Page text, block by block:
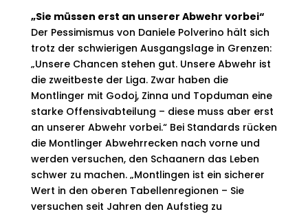
„Sie müssen erst an unserer Abwehr vorbei“
Der Pessimismus von Daniele Polverino hält sich
trotz der schwierigen Ausgangslage in Grenzen:
„Unsere Chancen stehen gut. Unsere Abwehr ist
die zweitbeste der Liga. Zwar haben die
Montlinger mit Godoj, Zinna und Topduman eine
starke Offensivabteilung – diese muss aber erst
an unserer Abwehr vorbei.“ Bei Standards rücken
die Montlinger Abwehrrecken nach vorne und
werden versuchen, den Schaanern das Leben
schwer zu machen. „Montlingen ist ein sicherer
Wert in den oberen Tabellenregionen – Sie
versuchen seit Jahren den Aufstieg zu